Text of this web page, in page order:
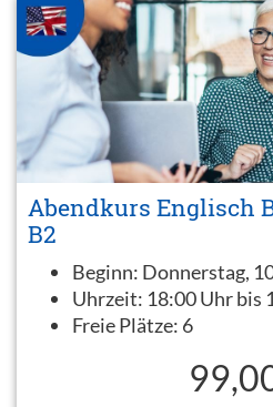
Abendkurs Englisch
B2
Beginn: Donnerstag,
Uhrzeit: 18:00 Uhr bis
Freie Plätze: 6